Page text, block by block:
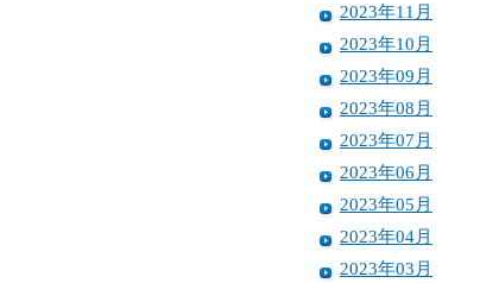
2023年11月
2023年10月
2023年09月
2023年08月
2023年07月
2023年06月
2023年05月
2023年04月
2023年03月